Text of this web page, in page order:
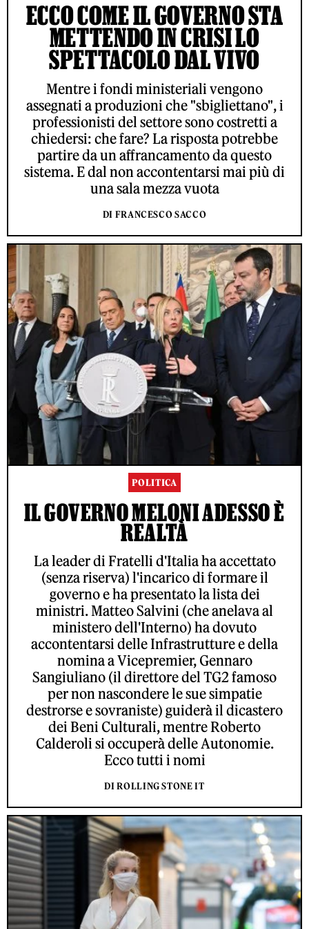
ECCO COME IL GOVERNO STA
METTENDO IN CRISI LO
SPETTACOLO DAL VIVO
Mentre i fondi ministeriali vengono
assegnati a produzioni che "sbigliettano", i
professionisti del settore sono costretti a
chiedersi: che fare? La risposta potrebbe
partire da un affrancamento da questo
sistema. E dal non accontentarsi mai più di
una sala mezza vuota
DI FRANCESCO SACCO
POLITICA
IL GOVERNO MELONI ADESSO È
REALTÀ
La leader di Fratelli d'Italia ha accettato
(senza riserva) l'incarico di formare il
governo e ha presentato la lista dei
ministri. Matteo Salvini (che anelava al
ministero dell'Interno) ha dovuto
accontentarsi delle Infrastrutture e della
nomina a Vicepremier, Gennaro
Sangiuliano (il direttore del TG2 famoso
per non nascondere le sue simpatie
destrorse e sovraniste) guiderà il dicastero
dei Beni Culturali, mentre Roberto
Calderoli si occuperà delle Autonomie.
Ecco tutti i nomi
DI ROLLING STONE IT